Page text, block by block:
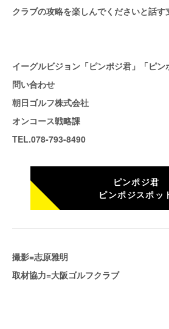
クラブの攻略を楽しんでくださいと話
イーグルビジョン「ピンポジ君」「ピ
問い合わせ
朝日ゴルフ株式会社
オンコース戦略課
TEL.078-793-8490
ピンポジ君
ピンポジスポッ
撮影=志原雅明
取材協力=大阪ゴルフクラブ